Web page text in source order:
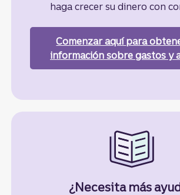
haga crecer su dinero con
Comenzar aquípara
información sobre gastos y
¿Necesita más